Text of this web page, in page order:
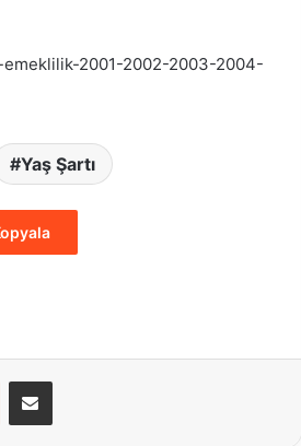
2001-2002-2003-2004-
Yaş Şartı
E-Posta ile paylaş